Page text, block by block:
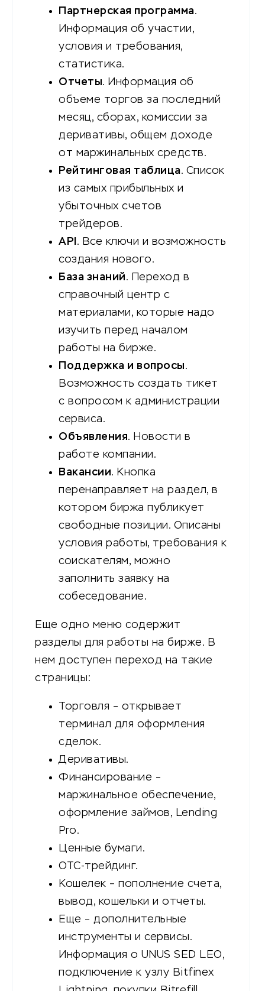
Партнерская программа.
Информация об участии,
условия и требования,
статистика.
Отчеты. Информация об
объеме торгов за последний
месяц, сборах, комиссии за
деривативы, общем доходе
от маржинальных средств.
Рейтинговая таблица. Список
из самых прибыльных и
убыточных счетов
трейдеров.
API . Все ключи и возможность
создания нового.
База знаний. Переход в
справочный центр с
материалами, которые надо
изучить перед началом
работы на бирже.
Поддержка и вопросы.
Возможность создать тикет
с вопросом к администрации
сервиса.
Объявления. Новости в
работе компании.
Вакансии. Кнопка
перенаправляет на раздел, в
котором биржа публикует
свободные позиции. Описаны
условия работы, требования к
соискателям, можно
заполнить заявку на
собеседование.
Еще одно меню содержит
разделы для работы на бирже. В
нем доступен переход на такие
страницы:
Торговля – открывает
терминал для оформления
сделок.
Деривативы.
Финансирование –
маржинальное обеспечение,
оформление займов, Lending
Pro.
Ценные бумаги.
OTC-трейдинг.
Кошелек – пополнение счета,
вывод, кошельки и отчеты.
Еще – дополнительные
инструменты и сервисы.
Информация о UNUS SED LEO,
подключение к узлу Bitfinex